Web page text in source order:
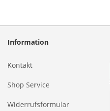
Information
Kontakt
Shop Service
Widerrufsformular